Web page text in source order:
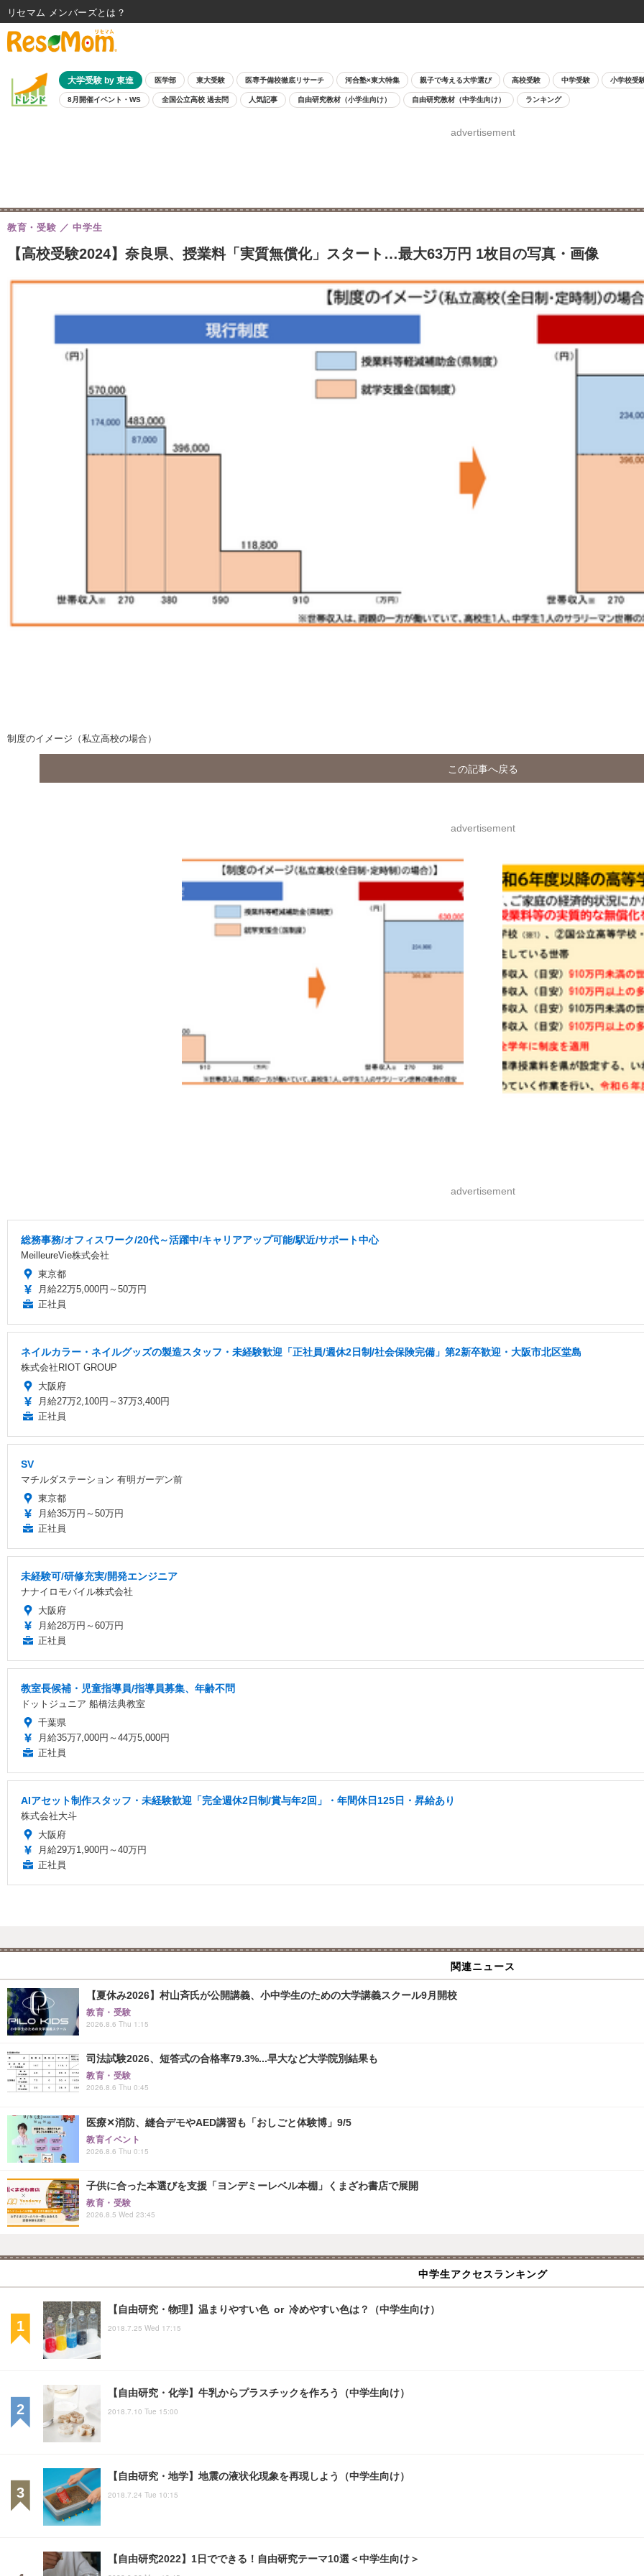
大学受験 by 東進 医学部 東大受験 医専予備校徹底リサーチ 河合塾×東大特集 親子で考える大学選び 高校受験 中学受験 小学校受
8月開催イベント・WS 全国公立高校 過去問 人気記事 自由研究教材（小学生向け） 自由研究教材（中学生向け） ランキング
advertisement
【高校受験2024】奈良県、授業料「実質無償化」スタート…最大63万円 1枚目の写真・画像
教育・受験 中学生
制度のイメージ（私立高校の場合）
この記事へ戻る
advertisement
advertisement
総務事務/オフィスワーク/20代～活躍中/キャリアアップ可能/駅近/サポート中心
MeilleureVie株式会社
東京都
月給22万5,000円～50万円
正社員
ネイルカラー・ネイルグッズの製造スタッフ・未経験歓迎「正社員/週休2日制/社会保険完備」第2新卒歓迎・大阪市北区堂島
株式会社RIOT GROUP
大阪府
月給27万2,100円～37万3,400円
正社員
SV
マチルダステーション 有明ガーデン前
東京都
月給35万円～50万円
正社員
未経験可/研修充実/開発エンジニア
ナナイロモバイル株式会社
大阪府
月給28万円～60万円
正社員
教室長候補・児童指導員/指導員募集、年齢不問
ドットジュニア 船橋法典教室
千葉県
月給35万7,000円～44万5,000円
正社員
AIアセット制作スタッフ・未経験歓迎「完全週休2日制/賞与年2回」・年間休日125日・昇給あり
株式会社大斗
大阪府
月給29万1,900円～40万円
正社員
関連ニュース
【夏休み2026】村山斉氏が公開講義、小中学生のための大学講義スクール9月開校
教育・受験
2026.8.6 Thu 1:15
司法試験2026、短答式の合格率79.3%...早大など大学院別結果も
教育・受験
2026.8.6 Thu 0:45
医療✕消防、縫合デモやAED講習も「おしごと体験博」9/5
教育イベント
2026.8.6 Thu 0:15
子供に合った本選びを支援「ヨンデミーレベル本棚」くまざわ書店で展開
教育・受験
2026.8.5 Wed 23:45
中学生アクセスランキング
【自由研究・物理】温まりやすい色 or 冷めやすい色は？（中学生向け）
2018.7.25 Wed 17:15
【自由研究・化学】牛乳からプラスチックを作ろう（中学生向け）
2018.7.10 Tue 15:00
【自由研究・地学】地震の液状化現象を再現しよう（中学生向け）
2018.7.24 Tue 10:15
【自由研究2022】1日でできる！自由研究テーマ10選＜中学生向け＞
リセマム メンバーズ